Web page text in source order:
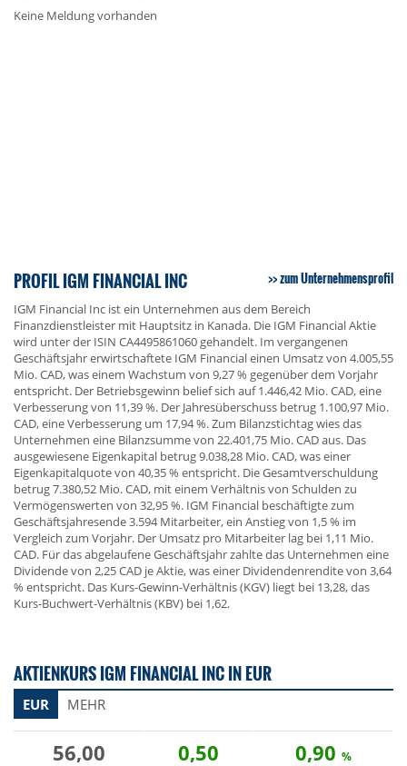
Keine Meldung vorhanden
PROFIL IGM FINANCIAL INC zum Unternehmensprofil
IGM Financial Inc ist ein Unternehmen aus dem Bereich
Finanzdienstleister mit Hauptsitz in Kanada. Die IGM Financial Aktie
wird unter der ISIN CA4495861060 gehandelt. Im vergangenen
Geschäftsjahr erwirtschaftete IGM Financial einen Umsatz von 4.005,55
Mio. CAD, was einem Wachstum von 9,27 % gegenüber dem Vorjahr
entspricht. Der Betriebsgewinn belief sich auf 1.446,42 Mio. CAD, eine
Verbesserung von 11,39 %. Der Jahresüberschuss betrug 1.100,97 Mio.
CAD, eine Verbesserung um 17,94 %. Zum Bilanzstichtag wies das
Unternehmen eine Bilanzsumme von 22.401,75 Mio. CAD aus. Das
ausgewiesene Eigenkapital betrug 9.038,28 Mio. CAD, was einer
Eigenkapitalquote von 40,35 % entspricht. Die Gesamtverschuldung
betrug 7.380,52 Mio. CAD, mit einem Verhältnis von Schulden zu
Vermögenswerten von 32,95 %. IGM Financial beschäftigte zum
Geschäftsjahresende 3.594 Mitarbeiter, ein Anstieg von 1,5 % im
Vergleich zum Vorjahr. Der Umsatz pro Mitarbeiter lag bei 1,11 Mio.
CAD. Für das abgelaufene Geschäftsjahr zahlte das Unternehmen eine
Dividende von 2,25 CAD je Aktie, was einer Dividendenrendite von 3,64
% entspricht. Das Kurs-Gewinn-Verhältnis (KGV) liegt bei 13,28, das
Kurs-Buchwert-Verhältnis (KBV) bei 1,62.
AKTIENKURS IGM FINANCIAL INC IN EUR
EUR MEHR
56,00 0,50 0,90 %